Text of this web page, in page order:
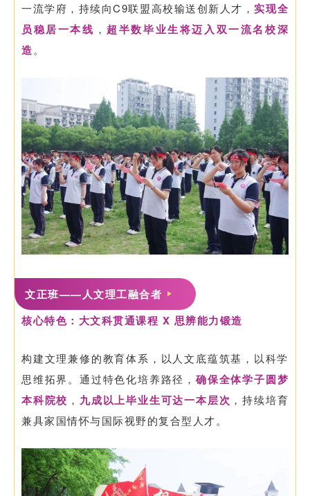
一流学府，持续向C9联盟高校输送创新人才，实现全
员稳居一本线 ， 超半数毕业生将迈入双一流名校深
造。
文正班——人文理工融合者
核心特色：大文科贯通课程 X 思辨能力锻造
构建文理兼修的教育体系，以人文底蕴筑基，以科学
思维拓界。通过特色化培养路径， 确保全体学子圆梦
本科院校 ， 九成以上毕业生可达一本层次 ，持续培育
兼具家国情怀与国际视野的复合型人才。